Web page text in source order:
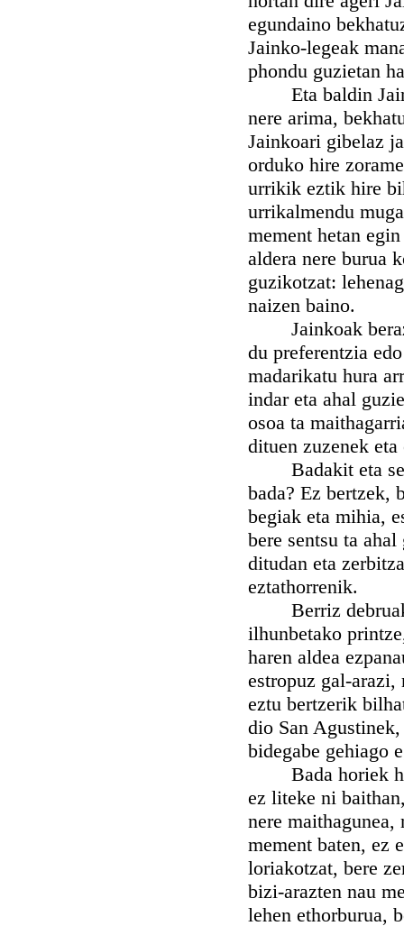
egundaino
Jainko-legeak
phondu guzietan
Eta baldin
nere arima,
Jainkoari gibelaz
orduko hire
urrikik eztik hire
urrikalmendu
mement hetan
aldera nere burua
guzikotzat:
naizen baino.
Jainkoak beraz,
du preferentzia
madarikatu hura
indar eta ahal
osoa ta
dituen zuzenek eta
Badakit eta
bada? Ez bertzek,
begiak eta mihia,
bere sentsu ta
ditudan eta
eztathorrenik.
Berriz debruak
ilhunbetako
haren aldea
estropuz gal-
eztu bertzerik
dio San
bidegabe gehiago
Bada horiek
ez liteke ni
nere maithagunea,
mement baten, ez
loriakotzat, bere
bizi-arazten nau
lehen ethorburua,